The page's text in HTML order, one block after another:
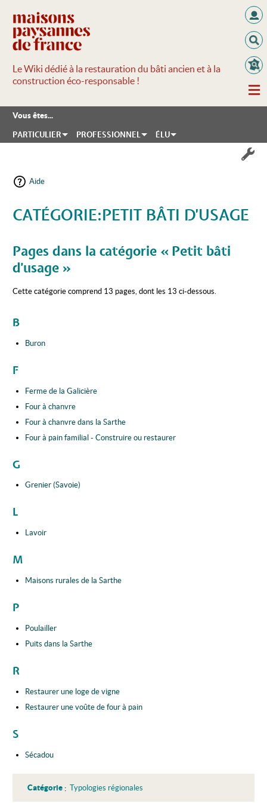
Le Wiki dédié à la restauration du bâti ancien et à la
construction éco-responsable !
Vous êtes...
PARTICULIER PROFESSIONNEL ÉLU
Aide
CATÉGORIE:PETIT BÂTI D'USAGE
Pages dans la catégorie « Petit bâti
d'usage »
Cette catégorie comprend 13 pages, dont les 13 ci-dessous.
B
Buron
F
Ferme de la Galicière
Four à chanvre
Four à chanvre dans la Sarthe
Four à pain familial - Construire ou restaurer
G
Grenier (Savoie)
L
Lavoir
M
Maisons rurales de la Sarthe
P
Poulailler
Puits dans la Sarthe
R
Restaurer une loge de vigne
Restaurer une voûte de four à pain
S
Sécadou
Catégorie : Typologies régionales